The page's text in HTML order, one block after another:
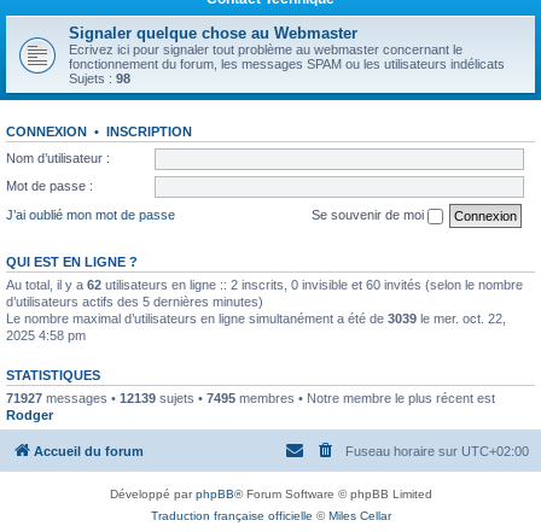
Signaler quelque chose au Webmaster
Ecrivez ici pour signaler tout problème au webmaster concernant le
fonctionnement du forum, les messages SPAM ou les utilisateurs indélicats
Sujets : 98
CONNEXION • INSCRIPTION
Nom d’utilisateur :
Mot de passe :
J’ai oublié mon mot de passe
Se souvenir de moi
QUI EST EN LIGNE ?
Au total, il y a 62 utilisateurs en ligne :: 2 inscrits, 0 invisible et 60 invités (selon le nombre
d’utilisateurs actifs des 5 dernières minutes)
Le nombre maximal d’utilisateurs en ligne simultanément a été de 3039 le mer. oct. 22,
2025 4:58 pm
STATISTIQUES
71927 messages • 12139 sujets • 7495 membres • Notre membre le plus récent est
Rodger
Accueil du forum Fuseau horaire sur UTC+02:00
Développé parphpBB® Forum Software © phpBB Limited
Traduction française officielle ©Miles Cellar